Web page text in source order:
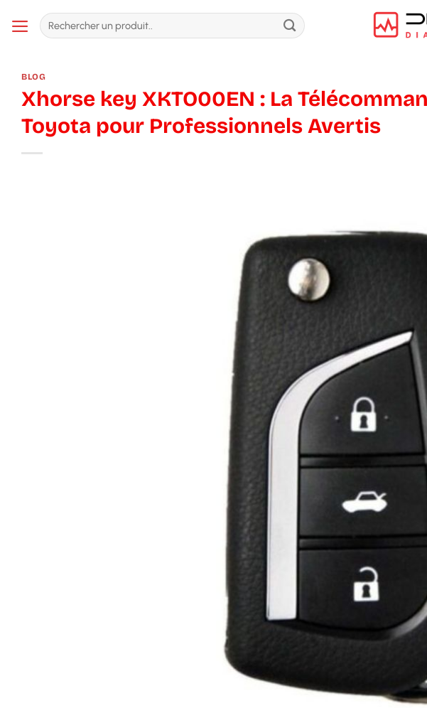
au
Recherche
pour :
BLOG
Xhorse key XKTO00EN : La
Toyota pour Professionnels Avertis